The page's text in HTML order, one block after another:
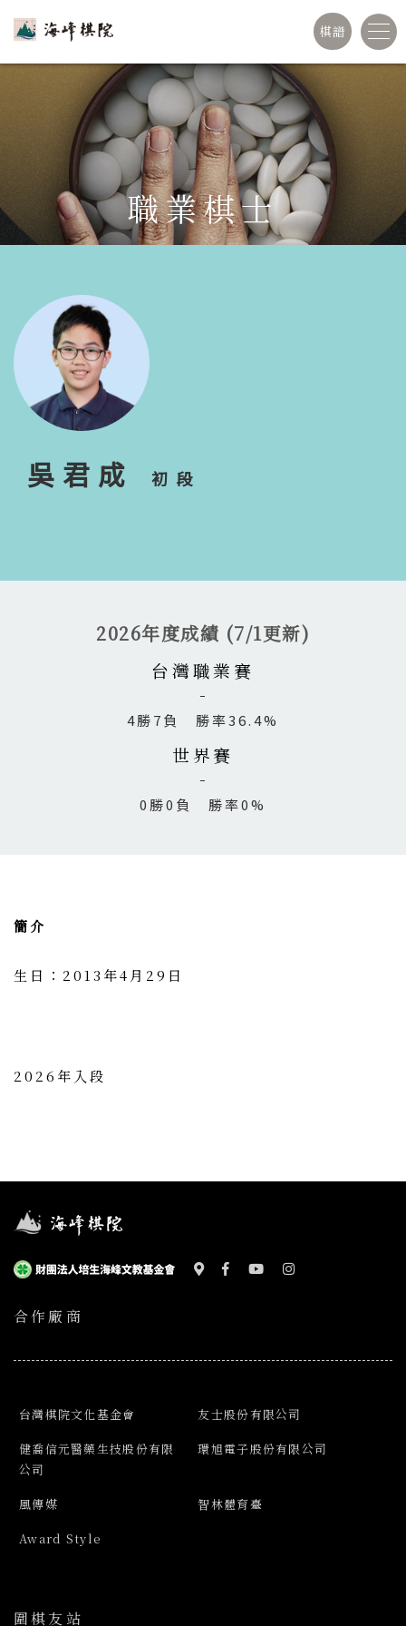
棋譜
職業棋士
吳君成 初段
2026年度成績 (7/1更新)
台灣職業賽
4勝7負 勝率36.4%
世界賽
0勝0負 勝率0%
簡介
生日：2013年4月29日
2026年入段
合作廠商
台灣棋院文化基金會
友士股份有限公司
健喬信元醫藥生技股份有限
公司
環旭電子股份有限公司
風傳媒
智林體育臺
Award Style
圍棋友站